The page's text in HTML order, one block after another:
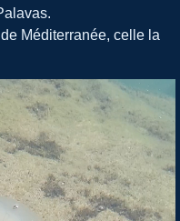
Méditerranée, celle la